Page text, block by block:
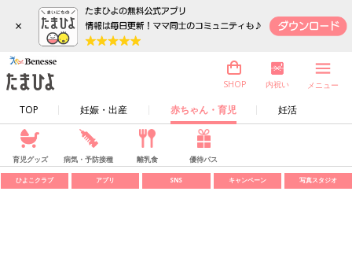
×
TOP 妊娠・出産 赤ちゃん・育児 妊活
SHOP 内祝い メニュー
育児グッズ 病気・予防接種 離乳食 優待パス
ひよこクラブ アプリ SNS キャンペーン 写真スタジオ